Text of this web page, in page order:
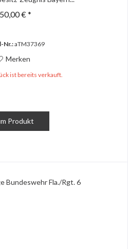
€ *
Nr.:aTM37369
Merken
ist bereits verkauft.
Produkt